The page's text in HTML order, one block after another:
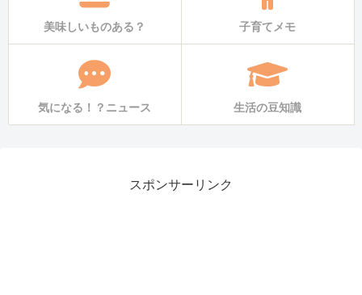
美味しいものある？ 子育てメモ
気になる！？ニュース 生活の豆知識
スポンサーリンク